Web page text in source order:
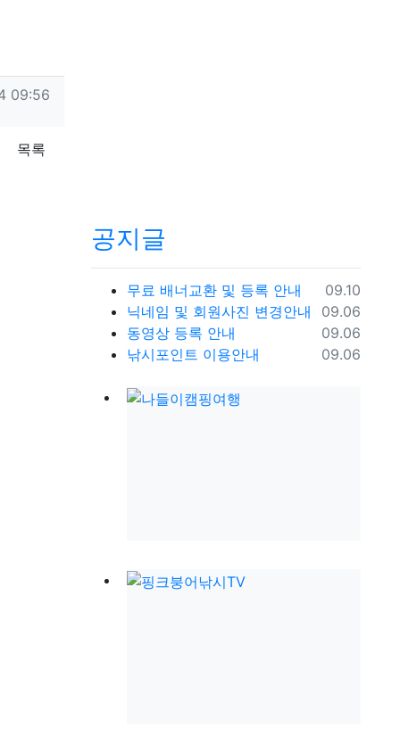
09:56
목록
공지글
등록일
09.10
무료 배너교환 및 등록 안내
등록일
09.06
닉네임 및 회원사진 변경안내
등록일
09.06
동영상 등록 안내
등록일
09.06
낚시포인트 이용안내